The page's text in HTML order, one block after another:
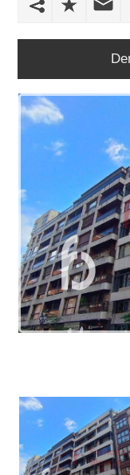
AVEC
LINKS
BLOG
CONTACT